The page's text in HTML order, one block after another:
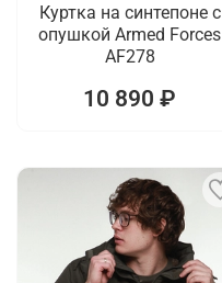
Куртка на синтепоне с
опушкой Armed Forces
AF278
10 890 ₽